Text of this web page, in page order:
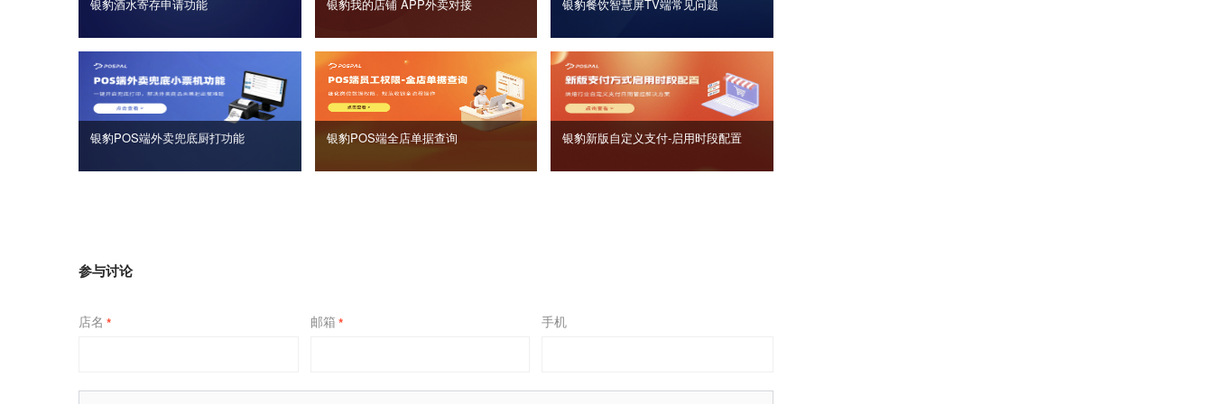
银豹酒水寄存申请功能 银豹我的店铺 APP外卖对接 银豹餐饮智慧屏TV端常见问题
银豹POS端外卖兜底厨打功能 银豹POS端全店单据查询 银豹新版自定义支付‑启用时段配置
参与讨论
店名 * 邮箱 * 手机